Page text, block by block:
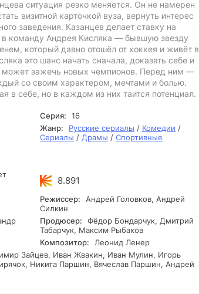
ситуация резко меняется. Он не намерен
визитной карточкой вуза, вернуть интерес
заведения. Казанцев делает ставку на
в команду Андрея Кисляка — бывшую звезду
который давно отошёл от хоккея и живёт в
это шанс начать сначала, доказать себе и
может зажечь новых чемпионов. Перед ним —
со своим характером, мечтами и болью.
в себе, но в каждом из них таится потенциал.
Серия:
16
Жанр: Русские сериалы / Комедии /
Сериалы / Драмы / Спортивные
8.891
Режиссер:
Андрей Головков, Андрей
Силкин
Продюсер:
Фёдор Бондарчук, Дмитрий
Табарчук, Максим Рыбаков
Композитор:
Леонид Ленер
Зайцев, Иван Жвакин, Иван Мулин, Игорь
Никита Паршин, Вячеслав Паршин, Андрей